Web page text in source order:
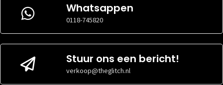
Whatsappen
0118-745820
Stuur ons een bericht!
verkoop@theglitch.nl